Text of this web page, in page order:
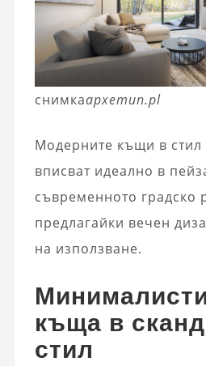
снимкаархетип.pl
Модерните къщи в стил
вписват идеално в
съвременното градско
предлагайки вечен
на използване.
къща в
стил